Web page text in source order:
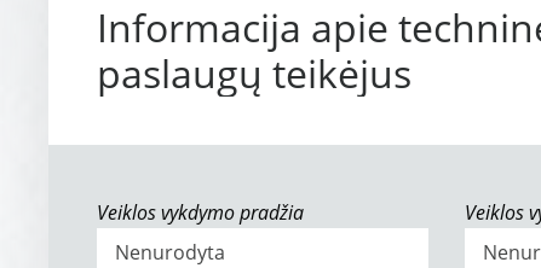
Informacija apie
paslaugų teikėjus
Veiklos vykdymo pradžia Veiklos